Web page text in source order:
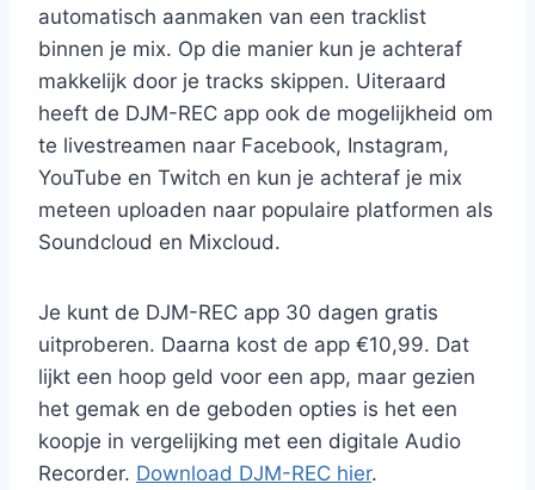
automatisch aanmaken van een tracklist
binnen je mix. Op die manier kun je achteraf
makkelijk door je tracks skippen. Uiteraard
heeft de DJM-REC app ook de mogelijkheid om
te livestreamen naar Facebook, Instagram,
YouTube en Twitch en kun je achteraf je mix
meteen uploaden naar populaire platformen als
Soundcloud en Mixcloud.
Je kunt de DJM-REC app 30 dagen gratis
uitproberen. Daarna kost de app €10,99. Dat
lijkt een hoop geld voor een app, maar gezien
het gemak en de geboden opties is het een
koopje in vergelijking met een digitale Audio
Recorder. Download DJM-REC hier.